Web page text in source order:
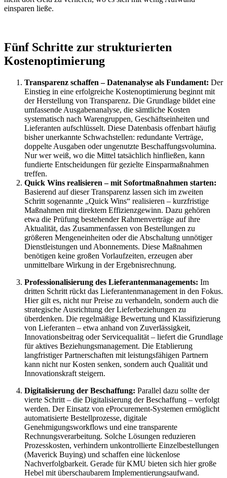
einsparen ließe.
Fünf Schritte zur strukturierten
Kostenoptimierung
Transparenz schaffen – Datenanalyse als Fundament: Der
Einstieg in eine erfolgreiche Kostenoptimierung beginnt mit
der Herstellung von Transparenz. Die Grundlage bildet eine
umfassende Ausgabenanalyse, die sämtliche Kosten
systematisch nach Warengruppen, Geschäftseinheiten und
Lieferanten aufschlüsselt. Diese Datenbasis offenbart häufig
bisher unerkannte Schwachstellen: redundante Verträge,
doppelte Ausgaben oder ungenutzte Beschaffungsvolumina.
Nur wer weiß, wo die Mittel tatsächlich hinfließen, kann
fundierte Entscheidungen für gezielte Einsparmaßnahmen
treffen.
Quick Wins realisieren – mit Sofortmaßnahmen starten:
Basierend auf dieser Transparenz lassen sich im zweiten
Schritt sogenannte „Quick Wins“ realisieren – kurzfristige
Maßnahmen mit direktem Effizienzgewinn. Dazu gehören
etwa die Prüfung bestehender Rahmenverträge auf ihre
Aktualität, das Zusammenfassen von Bestellungen zu
größeren Mengeneinheiten oder die Abschaltung unnötiger
Dienstleistungen und Abonnements. Diese Maßnahmen
benötigen keine großen Vorlaufzeiten, erzeugen aber
unmittelbare Wirkung in der Ergebnisrechnung.
Professionalisierung des Lieferantenmanagements: Im
dritten Schritt rückt das Lieferantenmanagement in den Fokus.
Hier gilt es, nicht nur Preise zu verhandeln, sondern auch die
strategische Ausrichtung der Lieferbeziehungen zu
überdenken. Die regelmäßige Bewertung und Klassifizierung
von Lieferanten – etwa anhand von Zuverlässigkeit,
Innovationsbeitrag oder Servicequalität – liefert die Grundlage
für aktives Beziehungsmanagement. Die Etablierung
langfristiger Partnerschaften mit leistungsfähigen Partnern
kann nicht nur Kosten senken, sondern auch Qualität und
Innovationskraft steigern.
Digitalisierung der Beschaffung: Parallel dazu sollte der
vierte Schritt – die Digitalisierung der Beschaffung – verfolgt
werden. Der Einsatz von eProcurement-Systemen ermöglicht
automatisierte Bestellprozesse, digitale
Genehmigungsworkflows und eine transparente
Rechnungsverarbeitung. Solche Lösungen reduzieren
Prozesskosten, verhindern unkontrollierte Einzelbestellungen
(Maverick Buying) und schaffen eine lückenlose
Nachverfolgbarkeit. Gerade für KMU bieten sich hier große
Hebel mit überschaubarem Implementierungsaufwand.